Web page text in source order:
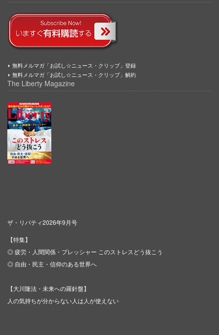
無料メルマガ「お試し☆ニュース・クリップ」登録
無料メルマガ「お試し☆ニュース・クリップ」解約
The Liberty Magazine
ザ・リバティ2026年9月号
【特集】
◎ 疲労・人間関係・プレッシャー このストレスどう抜こう
◎ 自由・民主・信仰のある世界へ
【大川隆法・未来への羅針盤】
人の気持ちが分からない人は人が使えない